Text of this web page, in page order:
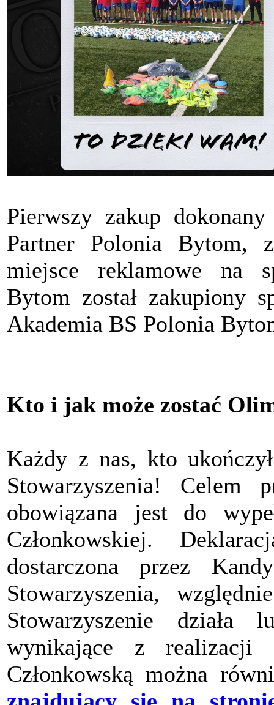
Pierwszy zakup
Partner Polonia Bytom,
miejsce reklamowe na
Bytom został zakupiony
Akademia BS Polonia
Kto i jak może zostać
Każdy z nas, kto
Stowarzyszenia! Celem
obowiązana jest do
Członkowskiej.
dostarczona przez
Stowarzyszenia,
Stowarzyszenie działa
wynikające z realizacji
Członkowską można